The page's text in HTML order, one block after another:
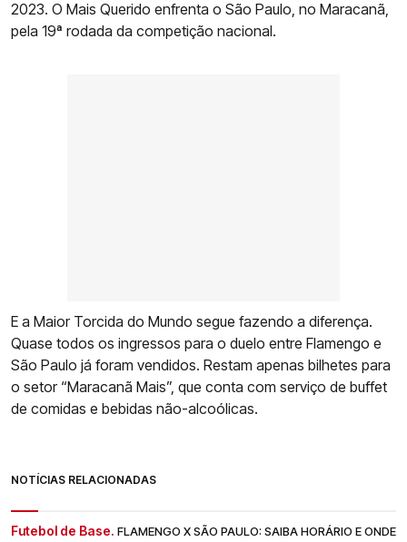
2023. O Mais Querido enfrenta o São Paulo, no Maracanã,
pela 19ª rodada da competição nacional.
E a Maior Torcida do Mundo segue fazendo a diferença.
Quase todos os ingressos para o duelo entre Flamengo e
São Paulo já foram vendidos. Restam apenas bilhetes para
o setor “Maracanã Mais”, que conta com serviço de buffet
de comidas e bebidas não-alcoólicas.
NOTÍCIAS RELACIONADAS
Futebol de Base. FLAMENGO X SÃO PAULO: SAIBA HORÁRIO E ONDE